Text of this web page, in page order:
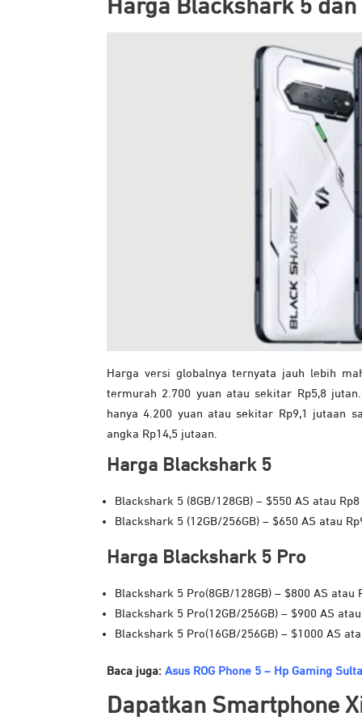
Harga Blackshark 5
Harga versi globalnya ternyata jauh lebih
termurah 2.700 yuan atau sekitar Rp5,8
hanya 4.200 yuan atau sekitar Rp9,1 jutaan
angka Rp14,5 jutaan.
Harga Blackshark 5
Blackshark 5 (8GB/128GB) – $550 AS atau
Blackshark 5 (12GB/256GB) – $650 AS atau
Harga Blackshark 5 Pro
Blackshark 5 Pro(8GB/128GB) – $800 AS atau
Blackshark 5 Pro(12GB/256GB) – $900 AS
Blackshark 5 Pro(16GB/256GB) – $1000 AS
Baca juga: Asus ROG Phone 5 – Hp Gaming
Dapatkan Smartphone